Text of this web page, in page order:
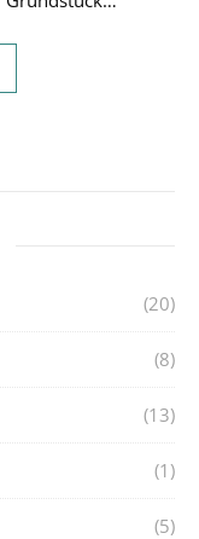
(20)
(8)
(13)
(1)
(5)